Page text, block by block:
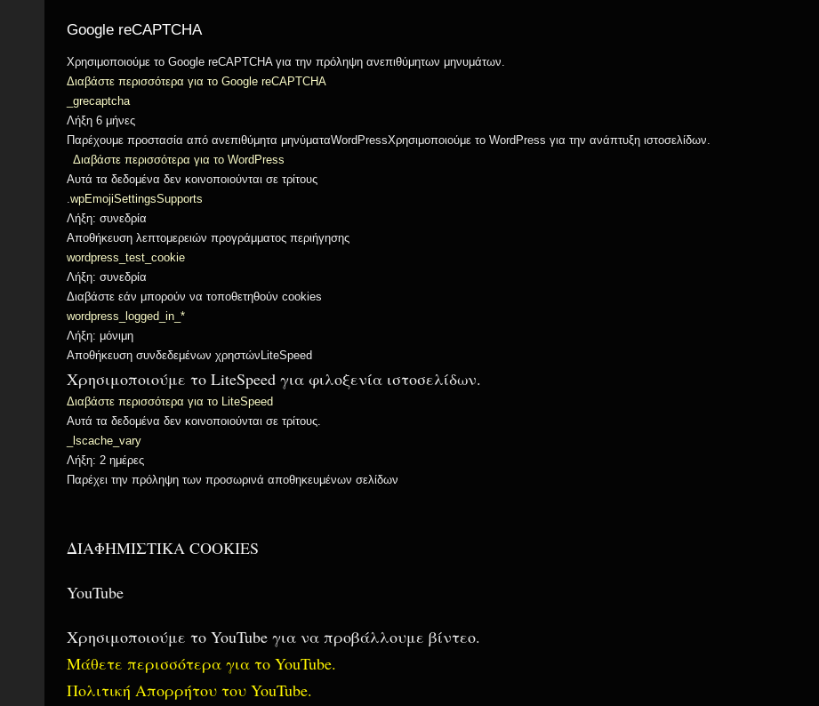
Google reCAPTCHA
Χρησιμοποιούμε το Google reCAPTCHA για την πρόληψη ανεπιθύμητων μηνυμάτων.
Διαβάστε περισσότερα για το Google reCAPTCHA
_grecaptcha
Λήξη 6 μήνες
Παρέχουμε προστασία από ανεπιθύμητα μηνύματαWordPressΧρησιμοποιούμε το WordPress για την ανάπτυξη ιστοσελίδων.
Διαβάστε περισσότερα για το WordPress
Αυτά τα δεδομένα δεν κοινοποιούνται σε τρίτους
wpEmojiSettingsSupports
Λήξη: συνεδρία
Αποθήκευση λεπτομερειών προγράμματος περιήγησης
wordpress_test_cookie
Λήξη: συνεδρία
Διαβάστε εάν μπορούν να τοποθετηθούν cookies
wordpress_logged_in_*
Λήξη: μόνιμη
Αποθήκευση συνδεδεμένων χρηστώνLiteSpeed
Χρησιμοποιούμε το LiteSpeed ​​για φιλοξενία ιστοσελίδων.
Διαβάστε περισσότερα για το LiteSpeed
Αυτά τα δεδομένα δεν κοινοποιούνται σε τρίτους.
_lscache_vary
Λήξη: 2 ημέρες
Παρέχει την πρόληψη των προσωρινά αποθηκευμένων σελίδων
ΔΙΑΦΗΜΙΣΤΙΚΑ COOKIES
YouTube
Χρησιμοποιούμε το YouTube για να προβάλλουμε βίντεο.
Μάθετε περισσότερα για το YouTube.
Πολιτική Απορρήτου του YouTube.